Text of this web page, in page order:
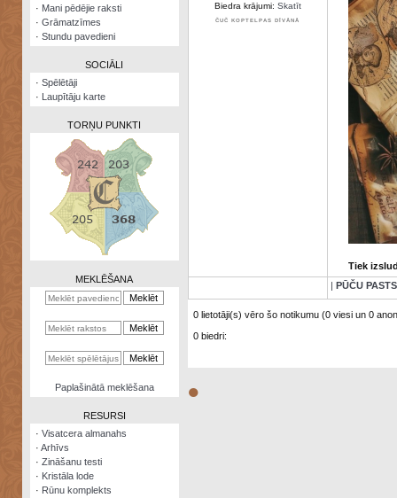
Arhīvs
Zināšanu
kalkulators
Nomētātās
· Mani pēdējie raksti
· Grāmatzīmes
· Stundu pavedieni
SOCIĀLI
· Spēlētāji
· Laupītāju karte
TORŅU PUNKTI
MEKLĒŠANA
Paplašinātā meklēšana
RESURSI
· Visatcera almanahs
· Arhīvs
· Zināšanu testi
· Kristāla lode
· Rūnu komplekts
Biedra krājumi: Skatīt
ČUČ KOPTELPAS DĪVĀNĀ
Tiek
| PŪČU PASTS
0 lietotāji(s) vēro šo notikumu (0 viesi un 0
0 biedri:
●